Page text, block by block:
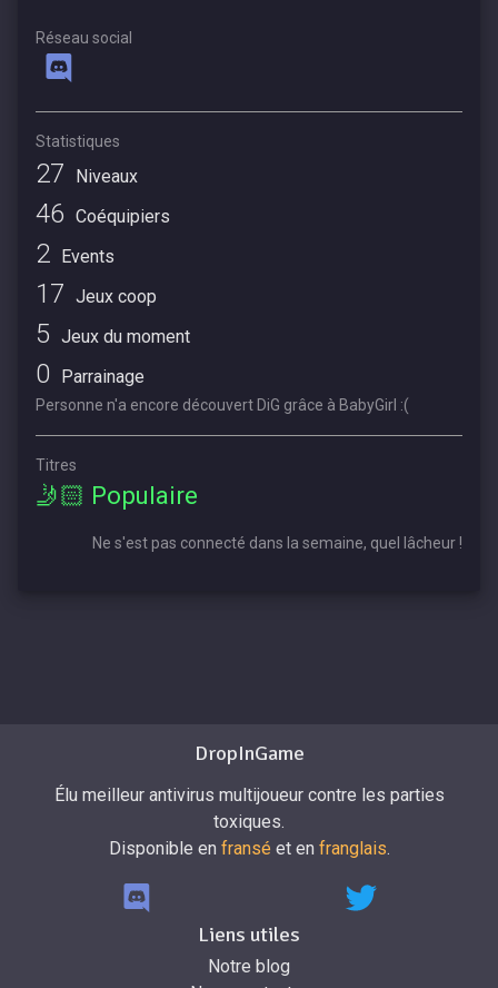
Réseau social
Statistiques
27 Niveaux
46 Coéquipiers
2 Events
17 Jeux coop
5 Jeux du moment
0 Parrainage
Personne n'a encore découvert DiG grâce à BabyGirl :(
Titres
🤳🏻 Populaire
Ne s'est pas connecté dans la semaine, quel lâcheur !
DropInGame
Élu meilleur antivirus multijoueur contre les parties
toxiques.
Disponible en fransé et en franglais.
Liens utiles
Notre blog